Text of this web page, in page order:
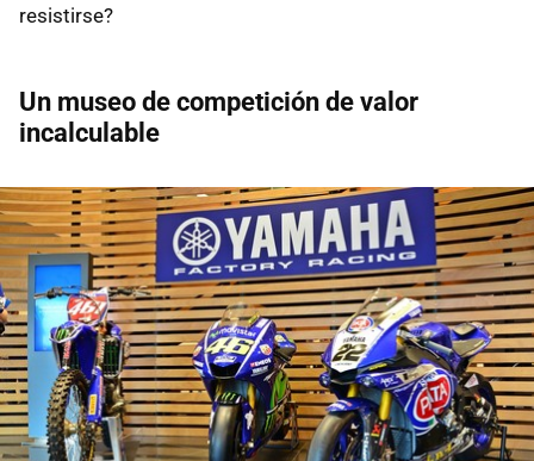
resistirse?
Un museo de competición de valor
incalculable